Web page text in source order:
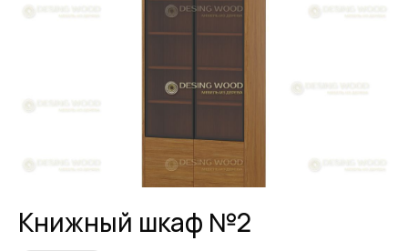
Книжный шкаф №2